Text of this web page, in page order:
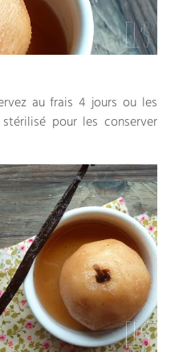
au frais 4 jours ou les
pour les conserver